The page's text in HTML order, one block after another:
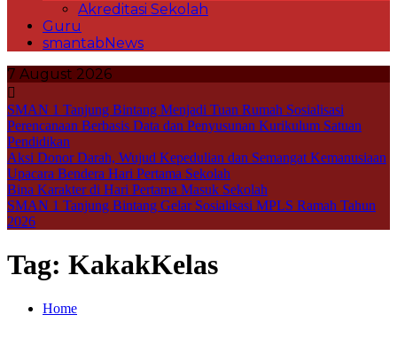
Akreditasi Sekolah
Guru
smantabNews
7 August 2026
SMAN 1 Tanjung Bintang Menjadi Tuan Rumah Sosialisasi
Perencanaan Berbasis Data dan Penyusunan Kurikulum Satuan
Pendidikan
Aksi Donor Darah, Wujud Kepedulian dan Semangat Kemanusiaan
Upacara Bendera Hari Pertama Sekolah
Bina Karakter di Hari Pertama Masuk Sekolah
SMAN 1 Tanjung Bintang Gelar Sosialisasi MPLS Ramah Tahun
2026
Tag: KakakKelas
Home